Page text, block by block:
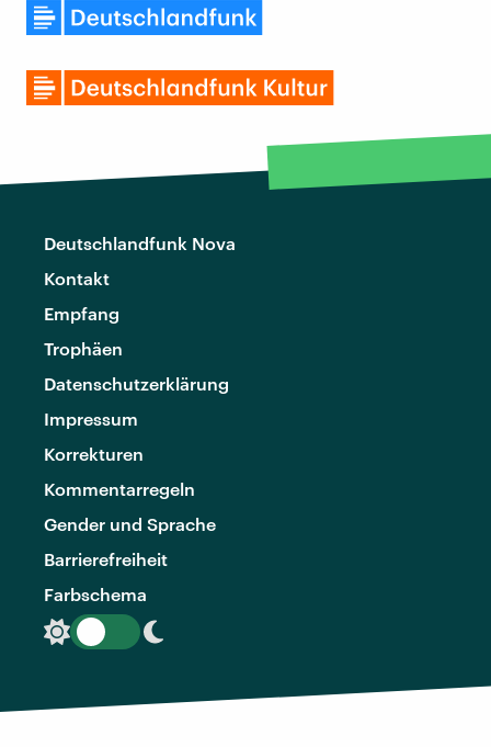
Deutschlandfunk Nova
Kontakt
Empfang
Trophäen
Datenschutzerklärung
Impressum
Korrekturen
Kommentarregeln
Gender und Sprache
Barrierefreiheit
Farbschema